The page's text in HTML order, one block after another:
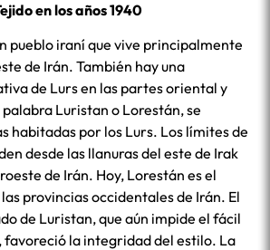
en los años 1940
pueblo iraní que vive principalmente
de Irán. También hay una
de Lurs en las partes oriental y
Luristan o Lorestán, se
habitadas por los Lurs. Los límites de
desde las llanuras del este de Irak
de Irán. Hoy, Lorestán es el
provincias occidentales de Irán. El
de Luristan, que aún impide el fácil
favoreció la integridad del estilo. La